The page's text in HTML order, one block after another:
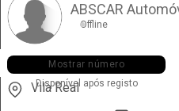
ABSCAR
Offline
+351 938 ••• •51
Mostrar número
Disponível após registo
Vila Real